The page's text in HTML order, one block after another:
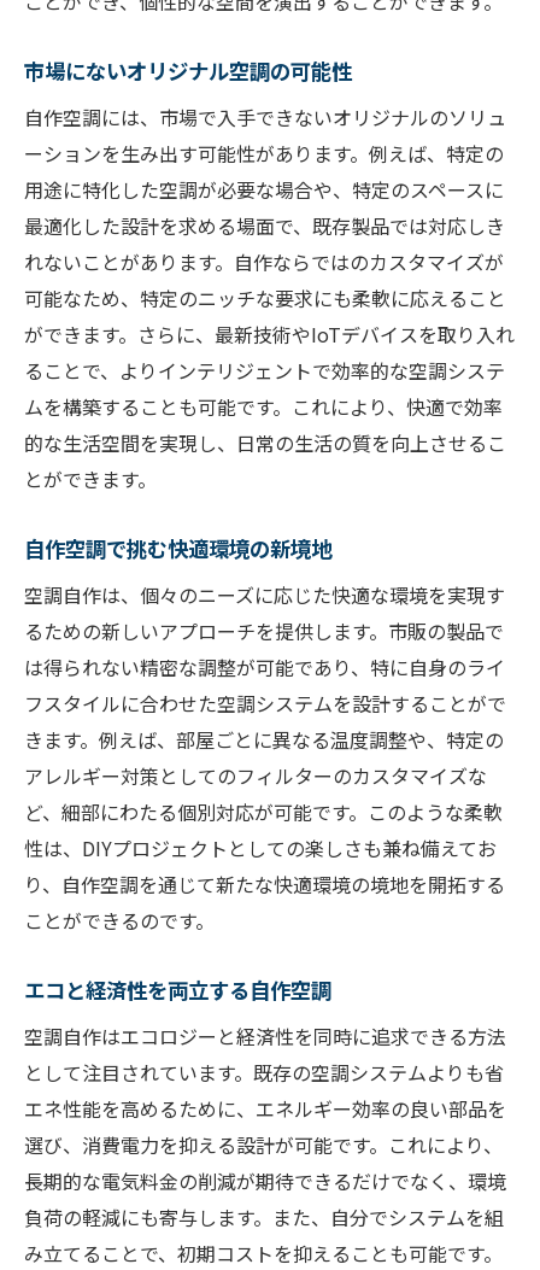
市場にないオリジナル空調の可能性
自作空調には、市場で入手できないオリジナルのソリュ
ーションを生み出す可能性があります。例えば、特定の
用途に特化した空調が必要な場合や、特定のスペースに
最適化した設計を求める場面で、既存製品では対応しき
れないことがあります。自作ならではのカスタマイズが
可能なため、特定のニッチな要求にも柔軟に応えること
ができます。さらに、最新技術やIoTデバイスを取り入れ
ることで、よりインテリジェントで効率的な空調システ
ムを構築することも可能です。これにより、快適で効率
的な生活空間を実現し、日常の生活の質を向上させるこ
とができます。
自作空調で挑む快適環境の新境地
空調自作は、個々のニーズに応じた快適な環境を実現す
るための新しいアプローチを提供します。市販の製品で
は得られない精密な調整が可能であり、特に自身のライ
フスタイルに合わせた空調システムを設計することがで
きます。例えば、部屋ごとに異なる温度調整や、特定の
アレルギー対策としてのフィルターのカスタマイズな
ど、細部にわたる個別対応が可能です。このような柔軟
性は、DIYプロジェクトとしての楽しさも兼ね備えてお
り、自作空調を通じて新たな快適環境の境地を開拓する
ことができるのです。
エコと経済性を両立する自作空調
空調自作はエコロジーと経済性を同時に追求できる方法
として注目されています。既存の空調システムよりも省
エネ性能を高めるために、エネルギー効率の良い部品を
選び、消費電力を抑える設計が可能です。これにより、
長期的な電気料金の削減が期待できるだけでなく、環境
負荷の軽減にも寄与します。また、自分でシステムを組
み立てることで、初期コストを抑えることも可能です。